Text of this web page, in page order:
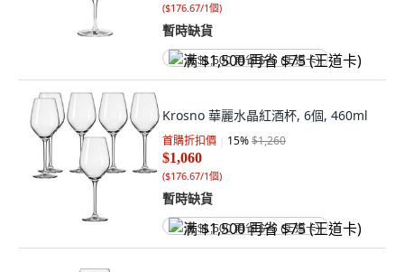
($176.67/1個)
暫時缺貨
满 $1,500 再省 $75 (王道卡)
Krosno 華麗水晶紅酒杯, 6個, 460ml
首購折扣價 15%$1,260
$1,060
($176.67/1個)
暫時缺貨
满 $1,500 再省 $75 (王道卡)